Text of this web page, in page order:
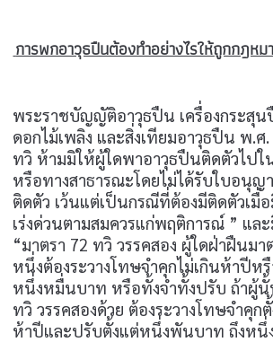
การพกอาวุธปืนต้องทำอย่างไรให้ถูกกฎหม
พระราชบัญญัติอาวุธปืน เครื่องกระสุน
ดอกไม้เพลิง และสิ่งเทียมอาวุธปืน พ.ศ
ทวิ ห้ามมิให้ผู้ใดพาอาวุธปืนติดตัวไปใ
หรือทางสาธารณะโดยไม่ได้รับใบอนุญ
ติดตัว เว้นแต่เป็นกรณีที่ต้องมีติดตัวเมื่
เร่งด่วนตามสมควรแก่พฤติการณ์ ” แล
“มาตรา 72 ทวิ วรรคสอง ผู้ใดฝ่าฝืนมา
หนึ่งต้องระวางโทษจำคุกไม่เกินห้าปีห
หนึ่งหมื่นบาท หรือทั้งจำทั้งปรับ ถ้าผู้นั้
ทวิ วรรคสองด้วย ต้องระวางโทษจำคุก
ห้าปีและปรับตั้งแต่หนึ่งพันบาท ถึงหนึ่